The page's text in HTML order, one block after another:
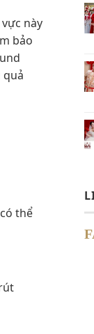
này
bảo
quả
thể